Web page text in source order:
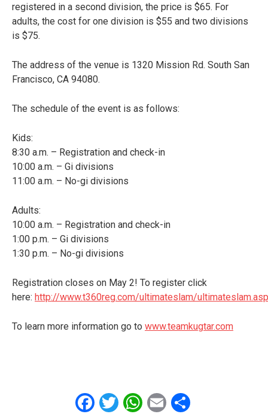
registered in a second division, the price is $65. For
adults, the cost for one division is $55 and two divisions
is $75.
The address of the venue is 1320 Mission Rd. South San
Francisco, CA 94080.
The schedule of the event is as follows:
Kids:
8:30 a.m. – Registration and check-in
10:00 a.m. – Gi divisions
11:00 a.m. – No-gi divisions
Adults:
10:00 a.m. – Registration and check-in
1:00 p.m. – Gi divisions
1:30 p.m. – No-gi divisions
Registration closes on May 2! To register click
here: http://www.t360reg.com/ultimateslam/
To learn more information go to www.teamkugtar.com
Facebook
Twitter
WhatsApp
EmailShare